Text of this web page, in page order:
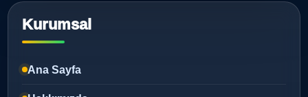
Kurumsal
Ana Sayfa